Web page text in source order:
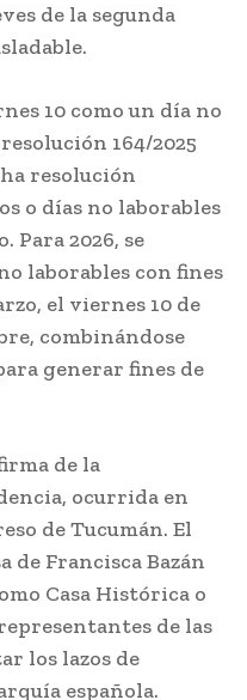
de la segunda
10 como un día no
164/2025
resolución
o días no laborables
Para 2026, se
laborables con fines
el viernes 10 de
combinándose
generar fines de
de la
ocurrida en
de Tucumán. El
de Francisca Bazán
Casa Histórica o
de las
los lazos de
española.